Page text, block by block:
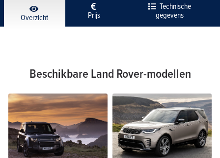
Overzicht Prijs
Technische
gegevens
Beschikbare Land Rover-modellen